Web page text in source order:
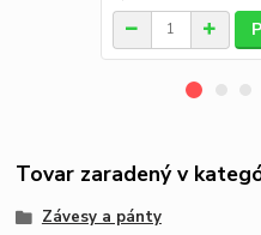
Tovar zaradený v
Závesy a pánty